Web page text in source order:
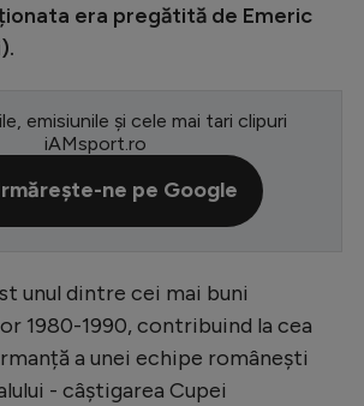
League
2026
era pregătită de Emeric
emisiunile și cele mai tari clipuri
iAMsport.ro
ne pe Google
unul dintre cei mai buni
1980-1990, contribuind la cea
a unei echipe românești
- câștigarea Cupei